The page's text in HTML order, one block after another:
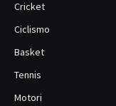
Cricket
Ciclismo
Basket
Tennis
Motori